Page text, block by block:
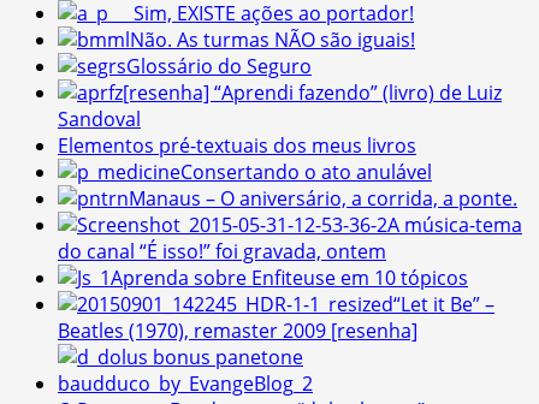
Sim, EXISTE ações ao portador!
Não. As turmas NÃO são iguais!
Glossário do Seguro
[resenha] “Aprendi fazendo” (livro) de Luiz
Sandoval
Elementos pré-textuais dos meus livros
Consertando o ato anulável
Manaus – O aniversário, a corrida, a ponte.
A música-tema
do canal “É isso!” foi gravada, ontem
Aprenda sobre Enfiteuse em 10 tópicos
“Let it Be” –
Beatles (1970), remaster 2009 [resenha]